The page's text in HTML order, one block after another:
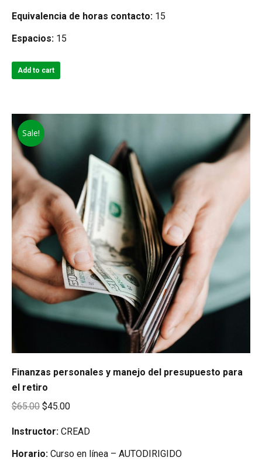
Equivalencia de horas contacto: 15
Espacios: 15
Add to cart
Sale!
Finanzas personales y manejo del presupuesto para
el retiro
$65.00 Original
was:
$65.00.
$45.00Current
is:
$45.00.
Instructor: CREAD
Horario: Curso en línea – AUTODIRIGIDO